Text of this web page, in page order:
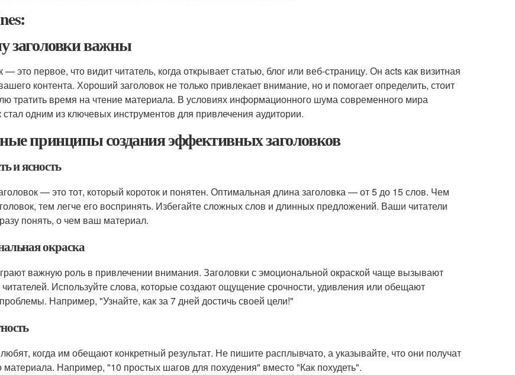
заголовки важны
— это первое, что видит читатель, когда открывает статью, блог или веб-страницу. Он acts как визитная
контента. Хороший заголовок не только привлекает внимание, но и помогает определить, стоит
тратить время на чтение материала. В условиях информационного шума современного мира
стал одним из ключевых инструментов для привлечения аудитории.
принципы создания эффективных заголовков
и ясность
— это тот, который короток и понятен. Оптимальная длина заголовка — от 5 до 15 слов. Чем
тем легче его воспринять. Избегайте сложных слов и длинных предложений. Ваши читатели
понять, о чем ваш материал.
окраска
важную роль в привлечении внимания. Заголовки с эмоциональной окраской чаще вызывают
читателей. Используйте слова, которые создают ощущение срочности, удивления или обещают
Например, "Узнайте, как за 7 дней достичь своей цели!"
когда им обещают конкретный результат. Не пишите расплывчато, а указывайте, что они получат
материала. Например, "10 простых шагов для похудения" вместо "Как похудеть".